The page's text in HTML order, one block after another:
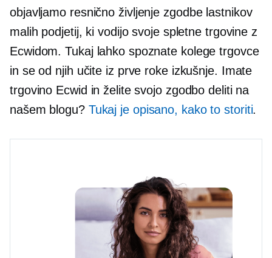
objavljamo resnično življenje zgodbe lastnikov
malih podjetij, ki vodijo svoje spletne trgovine z
Ecwidom. Tukaj lahko spoznate kolege trgovce
in se od njih učite iz prve rokeizkušnje. Imate
trgovino Ecwid in želite svojo zgodbo deliti na
našem blogu? Tukaj je opisano, kako to storiti.